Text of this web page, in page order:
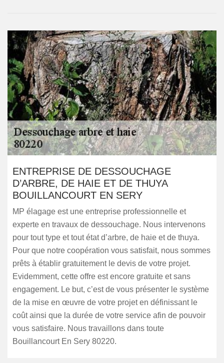
ENTREPRISE DE DESSOUCHAGE
D’ARBRE, DE HAIE ET DE THUYA
BOUILLANCOURT EN SERY
MP élagage est une entreprise professionnelle et
experte en travaux de dessouchage. Nous intervenons
pour tout type et tout état d’arbre, de haie et de thuya.
Pour que notre coopération vous satisfait, nous sommes
prêts à établir gratuitement le devis de votre projet.
Evidemment, cette offre est encore gratuite et sans
engagement. Le but, c’est de vous présenter le système
de la mise en œuvre de votre projet en définissant le
coût ainsi que la durée de votre service afin de pouvoir
vous satisfaire. Nous travaillons dans toute
Bouillancourt En Sery 80220.